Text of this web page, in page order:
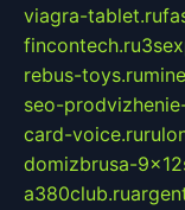
viagra-tablet.ru
fincontech.ru
rebus-toys.ru
seo-
card-voice.ru
domizbrusa-
a380club.ru